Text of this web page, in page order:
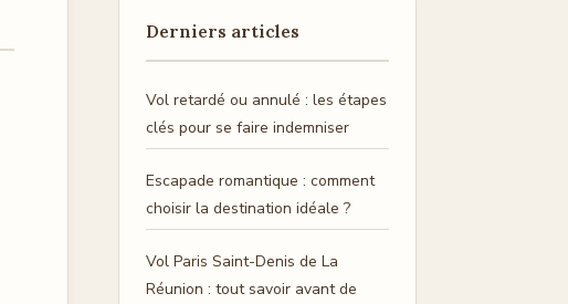
Derniers articles
Vol retardé ou annulé : les étapes
clés pour se faire indemniser
Escapade romantique : comment
choisir la destination idéale ?
Vol Paris Saint-Denis de La
Réunion : tout savoir avant de